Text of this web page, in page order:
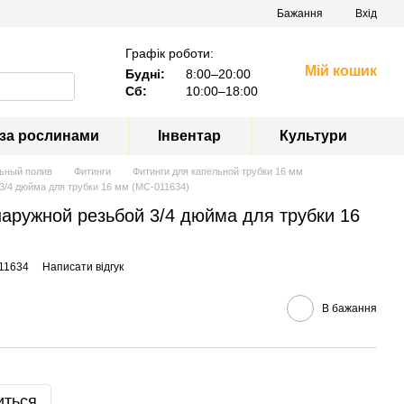
Бажання Вхід
Графік роботи:
Будні:
8:00–20:00
Сб:
10:00–18:00
Мій кошик
рослинами Інвентар Культури
полив Фитинги
Фитинги для капельной трубки 16 мм
4 дюйма для трубки 16 мм (MC-011634)
резьбой 3/4 дюйма для трубки 16
Написати відгук
В бажання